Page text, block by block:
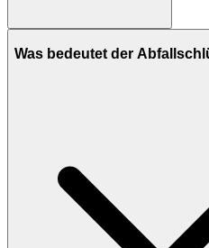
Was bedeutet der